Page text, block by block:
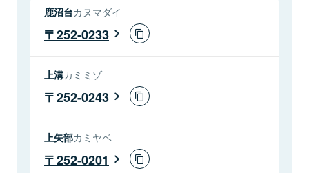
鹿沼台カヌマダイ
252-0233
上溝カミミゾ
252-0243
上矢部カミヤベ
252-0201